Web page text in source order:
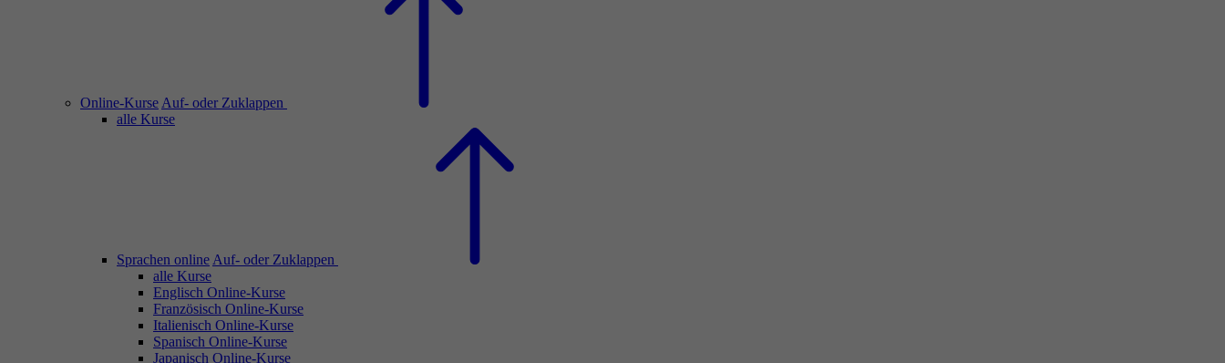
Online-Kurse Auf- oder Zuklappen
alle Kurse
Sprachen online Auf- oder Zuklappen
alle Kurse
Englisch Online-Kurse
Französisch Online-Kurse
Italienisch Online-Kurse
Spanisch Online-Kurse
Japanisch Online-Kurse